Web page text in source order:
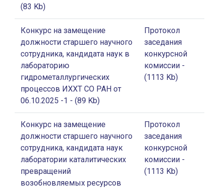
(83 Kb)
Конкурс на замещение
должности старшего научного
сотрудника, кандидата наук в
лабораторию
гидрометаллургических
процессов ИХХТ СО РАН от
06.10.2025 -1 - (89 Kb)
Протокол
заседания
конкурсной
комиссии -
(1113 Kb)
Конкурс на замещение
должности старшего научного
сотрудника, кандидата наук
лаборатории каталитических
превращений
возобновляемых ресурсов
Протокол
заседания
конкурсной
комиссии -
(1113 Kb)